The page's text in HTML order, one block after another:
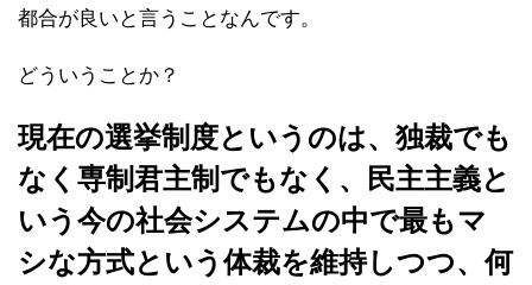
都合が良いと言うことなんです。
どういうことか？
現在の選挙制度というのは、独裁でも
なく専制君主制でもなく、民主主義と
いう今の社会システムの中で最もマ
シな方式という体裁を維持しつつ、何